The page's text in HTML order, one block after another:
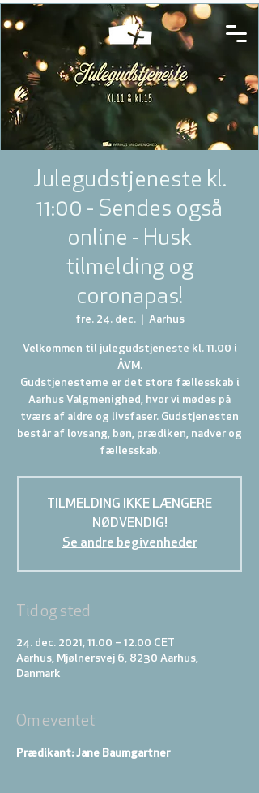
Julegudstjeneste kl.
11:00 - Sendes også
online - Husk
tilmelding og
coronapas!
fre. 24. dec.
  |
Aarhus
Velkommen til julegudstjeneste kl. 11.00 i
ÅVM.
Gudstjenesterne er det store fællesskab i
Aarhus Valgmenighed, hvor vi mødes på
tværs af aldre og livsfaser. Gudstjenesten
består af lovsang, bøn, prædiken, nadver og
fællesskab.
TILMELDING IKKE LÆNGERE
NØDVENDIG!
Se andre begivenheder
Tid og sted
24. dec. 2021, 11.00 – 12.00 CET
Aarhus, Mjølnersvej 6, 8230 Aarhus,
Danmark
Om eventet
Prædikant: Jane Baumgartner